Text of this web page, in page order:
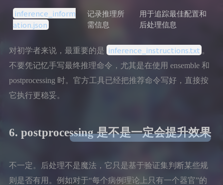
inference_inform
ation.json
记录推理所
需信息
用于追踪最佳配置和
后处理信息
对初学者来说，最重要的是 inference_instructions.txt 。
不要凭记忆手写最终推理命令，尤其是在使用 ensemble 和
postprocessing 时。官方工具已经把推荐命令写好，直接按
它执行更稳妥。
6. postprocessing 是不是一定会提升效果
不一定。后处理不是魔法，它只是基于验证集判断某些规
则是否有用。例如对于“每个病例理论上只有一个器官”的